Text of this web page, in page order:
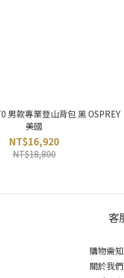
男款專業登山背包 黑 OSPREY
美國
NT$16,920
NT$18,800
客
購物需知
關於我們